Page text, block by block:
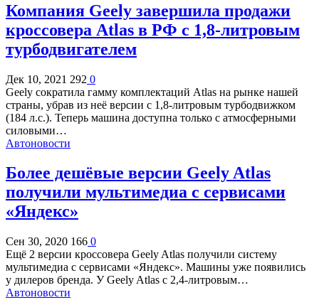
Компания Geely завершила продажи
кроссовера Atlas в РФ с 1,8-литровым
турбодвигателем
Дек 10, 2021 292 0
Geely сократила гамму комплектаций Atlas на рынке нашей
страны, убрав из неё версии с 1,8-литровым турбодвижком
(184 л.с.). Теперь машина доступна только с атмосферными
силовыми…
Автоновости
Более дешёвые версии Geely Atlas
получили мультимедиа с сервисами
«Яндекс»
Сен 30, 2020 166 0
Ещё 2 версии кроссовера Geely Atlas получили систему
мультимедиа с сервисами «Яндекс». Машины уже появились
у дилеров бренда. У Geely Atlas с 2,4-литровым…
Автоновости